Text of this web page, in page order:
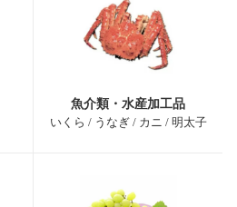
魚介類・水産加工品
いくら / うなぎ / カニ / 明太子